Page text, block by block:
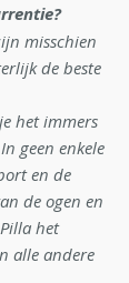
misschien
de beste
het immers
geen enkele
en de
de ogen en
het
alle andere